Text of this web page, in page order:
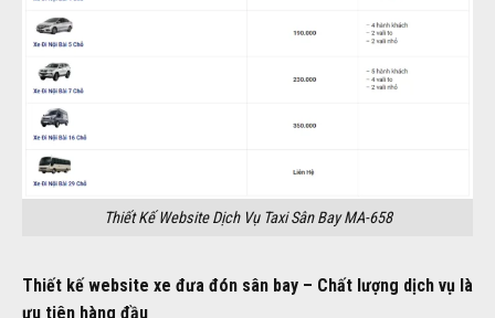
Thiết Kế Website Dịch Vụ Taxi Sân Bay MA-658
Thiết kế website xe đưa đón sân bay – Chất lượng dịch vụ là
ưu tiên hàng đầu